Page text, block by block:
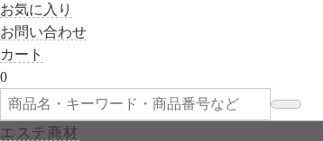
お気に入り
お問い合わせ
カート
0
エステ商材